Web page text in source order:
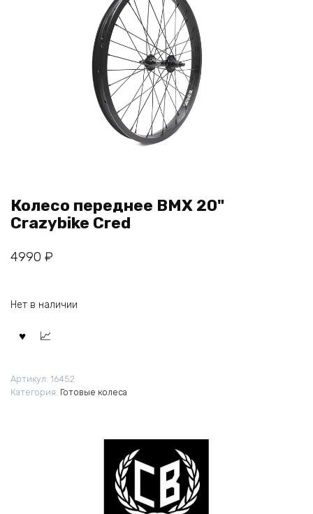
Колесо переднее BMX 20"
Crazybike Cred
4990 ₽
Нет в наличии
Артикул: 16452
Категория: Готовые колеса